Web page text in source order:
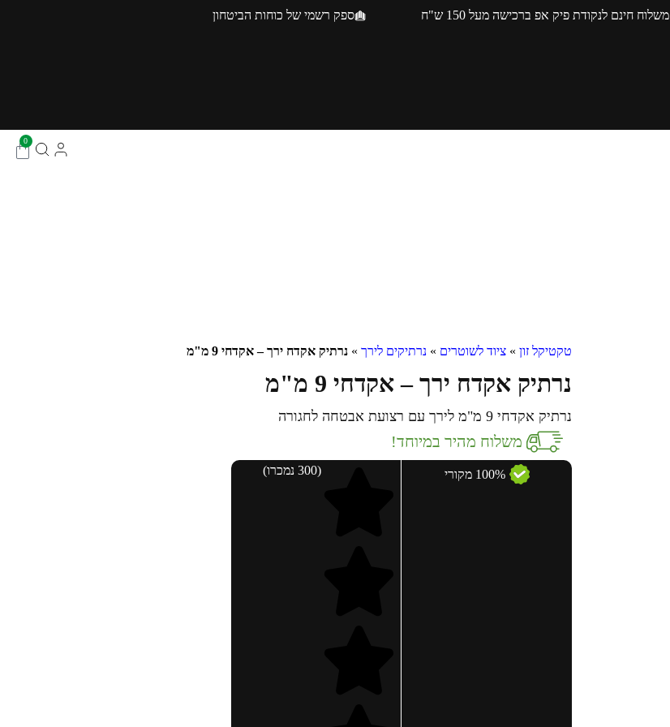
משלוח חינם לנקודת פיק אפ ברכישה מעל 150 ש"ח ספק רשמי של כוחות הביטחון
0
טקטיקל זון » ציוד לשוטרים » נרתיקים לירך » נרתיק אקדח ירך – אקדחי 9 מ"מ
נרתיק אקדח ירך – אקדחי 9 מ"מ
נרתיק אקדחי 9 מ"מ לירך עם רצועת אבטחה לחגורה
משלוח מהיר במיוחד!
100% מקורי (300 נמכרו)